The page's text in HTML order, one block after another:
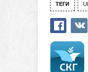
ТЕГИ